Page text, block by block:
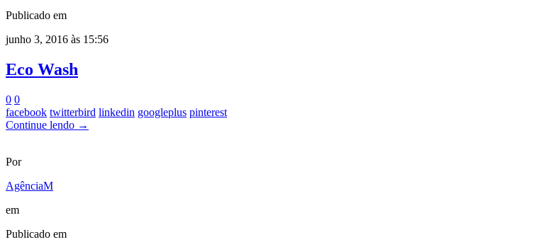
Publicado em
junho 3, 2016 às 15:56
Eco Wash
0 0
facebook twitterbird linkedin googleplus pinterest
Continue lendo →
Por
AgênciaM
em
Publicado em